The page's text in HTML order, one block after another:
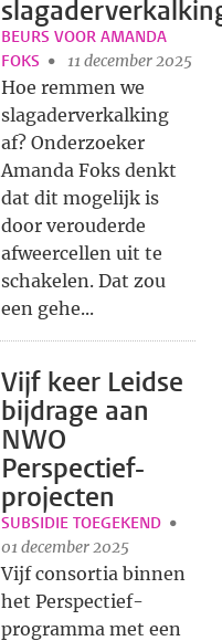
BEURS VOOR AMANDA
FOKS
11 december 2025
Hoe remmen we
slagaderverkalking
af? Onderzoeker
Amanda Foks denkt
dat dit mogelijk is
door verouderde
afweercellen uit te
schakelen. Dat zou
een gehe...
Vijf keer Leidse
bijdrage aan
NWO
Perspectief-
projecten
SUBSIDIE TOEGEKEND
01 december 2025
Vijf consortia binnen
het Perspectief-
programma met een